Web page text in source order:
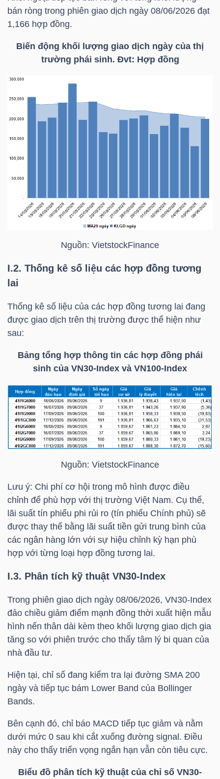
bán ròng trong phiên giao dịch ngày 08/06/2026 đạt
1,166 hợp đồng.
Biến động khối lượng giao dịch ngày của thị
trường phái sinh. Đvt: Hợp đồng
Nguồn: VietstockFinance
I.2. Thống kê số liệu các hợp đồng tương
lai
Thống kê số liệu của các hợp đồng tương lai đang
được giao dịch trên thị trường được thể hiện như
sau:
Bảng tổng hợp thông tin các hợp đồng phái
sinh của VN30-Index và VN100-Index
Nguồn: VietstockFinance
Lưu ý: Chi phí cơ hội trong mô hình được điều
chỉnh để phù hợp với thị trường Việt Nam. Cụ thể,
lãi suất tín phiếu phi rủi ro (tín phiếu Chính phủ) sẽ
được thay thế bằng lãi suất tiền gửi trung bình của
các ngân hàng lớn với sự hiệu chỉnh kỳ hạn phù
hợp với từng loại hợp đồng tương lai.
I.3. Phân tích kỹ thuật VN30-Index
Trong phiên giao dịch ngày 08/06/2026, VN30-Index
đảo chiều giảm điểm mạnh đồng thời xuất hiện mẫu
hình nến thân dài kèm theo khối lượng giao dịch gia
tăng so với phiên trước cho thấy tâm lý bi quan của
nhà đầu tư.
Hiện tại, chỉ số đang kiểm tra lại đường SMA 200
ngày và tiếp tục bám Lower Band của Bollinger
Bands.
Bên cạnh đó, chỉ báo MACD tiếp tục giảm và nằm
dưới mức 0 sau khi cắt xuống đường signal. Điều
này cho thấy triển vọng ngắn hạn vẫn còn tiêu cực.
Biểu đồ phân tích kỹ thuật của chỉ số VN30-
YẾU
DÙNG
SÓC
KHỎE
TÀI
NGHỆ
THÔNG
DỊCH
THÔNG
TIỆN
ÍCH
BẤT
ĐỘNG
SẢN
Mã
chứng
khoán
Tất cả Cổ phiếu Chỉ số Chứng chỉ quỹ Chứng
đạo